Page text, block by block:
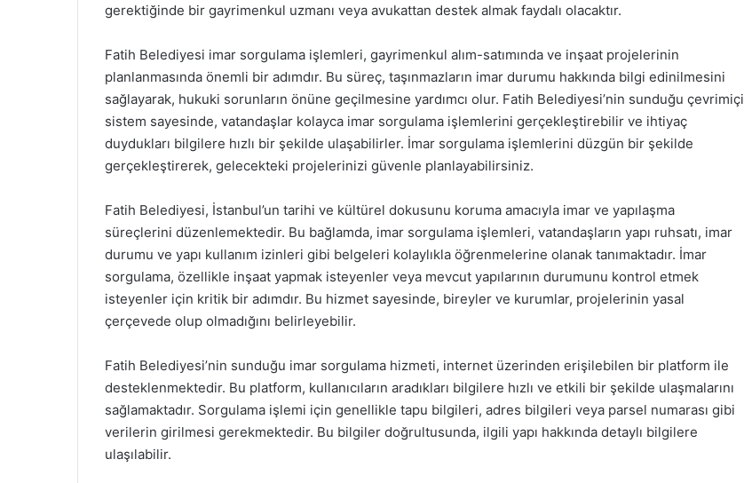
gerektiğinde bir gayrimenkul uzmanı veya avukattan destek almak faydalı olacaktır.
Fatih Belediyesi imar sorgulama işlemleri, gayrimenkul alım-satımında ve inşaat projelerinin
planlanmasında önemli bir adımdır. Bu süreç, taşınmazların imar durumu hakkında bilgi edinilmesini
sağlayarak, hukuki sorunların önüne geçilmesine yardımcı olur. Fatih Belediyesi’nin sunduğu çevrimiçi
sistem sayesinde, vatandaşlar kolayca imar sorgulama işlemlerini gerçekleştirebilir ve ihtiyaç
duydukları bilgilere hızlı bir şekilde ulaşabilirler. İmar sorgulama işlemlerini düzgün bir şekilde
gerçekleştirerek, gelecekteki projelerinizi güvenle planlayabilirsiniz.
Fatih Belediyesi, İstanbul’un tarihi ve kültürel dokusunu koruma amacıyla imar ve yapılaşma
süreçlerini düzenlemektedir. Bu bağlamda, imar sorgulama işlemleri, vatandaşların yapı ruhsatı, imar
durumu ve yapı kullanım izinleri gibi belgeleri kolaylıkla öğrenmelerine olanak tanımaktadır. İmar
sorgulama, özellikle inşaat yapmak isteyenler veya mevcut yapılarının durumunu kontrol etmek
isteyenler için kritik bir adımdır. Bu hizmet sayesinde, bireyler ve kurumlar, projelerinin yasal
çerçevede olup olmadığını belirleyebilir.
Fatih Belediyesi’nin sunduğu imar sorgulama hizmeti, internet üzerinden erişilebilen bir platform ile
desteklenmektedir. Bu platform, kullanıcıların aradıkları bilgilere hızlı ve etkili bir şekilde ulaşmalarını
sağlamaktadır. Sorgulama işlemi için genellikle tapu bilgileri, adres bilgileri veya parsel numarası gibi
verilerin girilmesi gerekmektedir. Bu bilgiler doğrultusunda, ilgili yapı hakkında detaylı bilgilere
ulaşılabilir.